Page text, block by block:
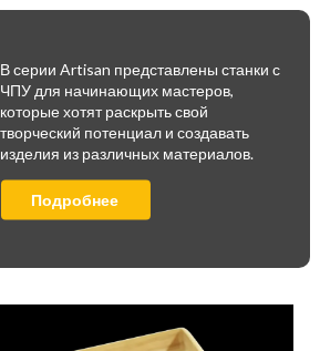
В серии Artisan представлены станки с
ЧПУ для начинающих мастеров,
которые хотят раскрыть свой
творческий потенциал и создавать
изделия из различных материалов.
Подробнее